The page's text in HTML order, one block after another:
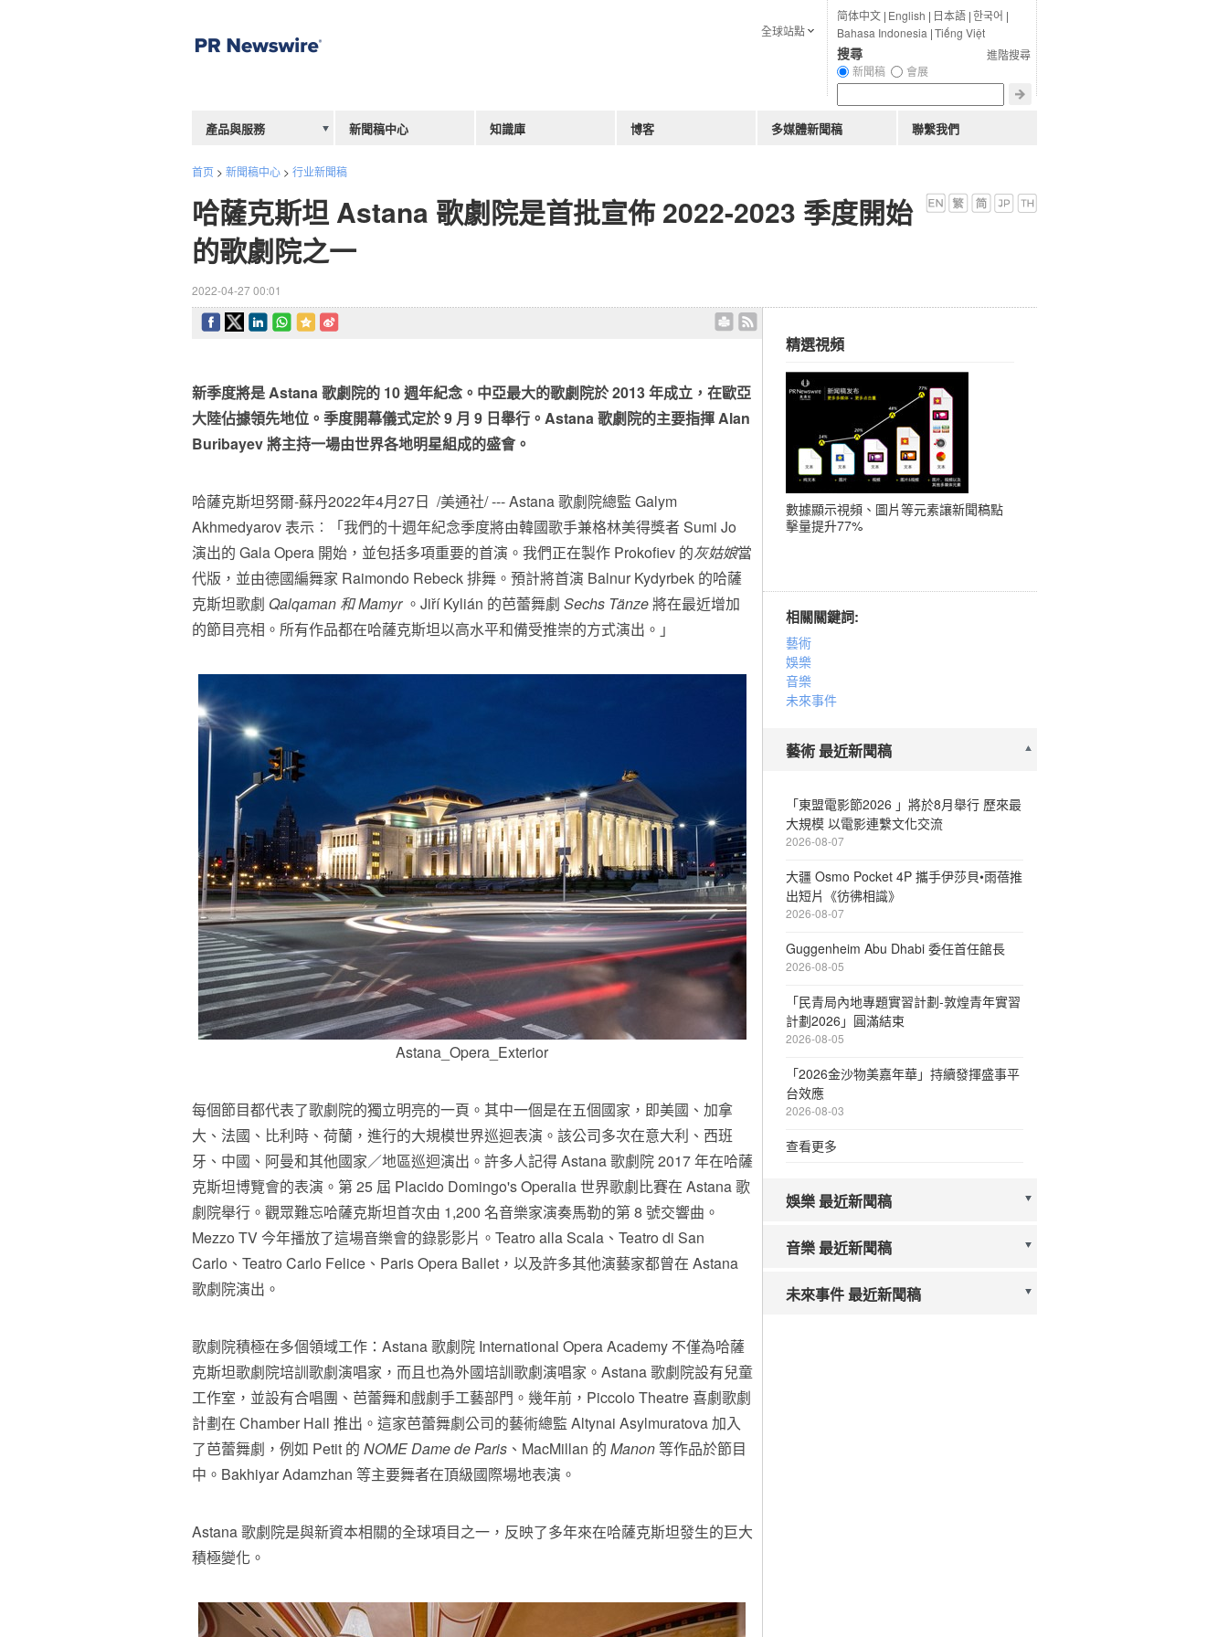
首页> 新聞稿中心> 行业新聞稿
哈薩克斯坦 Astana 歌劇院是首批宣佈 2022-2023 季度開始
的歌劇院之一
2022-04-27 00:01
新季度將是Astana歌劇院的10週年紀念。中亞最大的歌劇院於2013年成立，在歐亞
大陸佔據領先地位。季度開幕儀式定於9 月 9 日舉行。 Astana歌劇院的主要指揮Alan
Buribayev將主持一場由世界各地明星組成的盛會。
哈薩克斯坦努爾-蘇丹2022年4月27日 /美通社/ --- Astana 歌劇院總監 Galym
Akhmedyarov 表示︰「我們的十週年紀念季度將由韓國歌手兼格林美得獎者Sumi Jo
演出的 Gala Opera 開始，並包括多項重要的首演。我們正在製作 Prokofiev 的灰姑娘當
代版，並由德國編舞家 Raimondo Rebeck排舞。預計將首演 Balnur Kydyrbek 的哈薩
克斯坦歌劇 Qalqaman 和Mamyr 。Jiří Kylián 的芭蕾舞劇 Sechs Tänze將在最近增加
的節目亮相。所有作品都在哈薩克斯坦以高水平和備受推崇的方式演出。」
Astana_Opera_Exterior
每個節目都代表了歌劇院的獨立明亮的一頁。其中一個是在五個國家，即美國、加拿
大、法國、比利時、荷蘭，進行的大規模世界巡迴表演。該公司多次在意大利、西班
牙、中國、阿曼和其他國家／地區巡迴演出。許多人記得 Astana 歌劇院 2017 年在哈薩
克斯坦博覽會的表演。第 25 屆 Placido Domingo's Operalia 世界歌劇比賽在 Astana 歌
劇院舉行。觀眾難忘哈薩克斯坦首次由 1,200 名音樂家演奏馬勒的第 8 號交響曲。
Mezzo TV 今年播放了這場音樂會的錄影影片。Teatro alla Scala、Teatro di San
Carlo、Teatro Carlo Felice、Paris Opera Ballet，以及許多其他演藝家都曾在 Astana
歌劇院演出。
歌劇院積極在多個領域工作：Astana 歌劇院 International Opera Academy 不僅為哈薩
克斯坦歌劇院培訓歌劇演唱家，而且也為外國培訓歌劇演唱家。Astana 歌劇院設有兒童
工作室，並設有合唱團、芭蕾舞和戲劇手工藝部門。幾年前，Piccolo Theatre 喜劇歌劇
計劃在 Chamber Hall 推出。這家芭蕾舞劇公司的藝術總監 Altynai Asylmuratova 加入
了芭蕾舞劇，例如 Petit 的 NOME Dame deParis、MacMillan 的 Manon等作品於節目
中。Bakhiyar Adamzhan 等主要舞者在頂級國際場地表演。
Astana 歌劇院是與新資本相關的全球項目之一，反映了多年來在哈薩克斯坦發生的巨大
積極變化。
精選視頻
數據顯示視頻、圖片等元素讓新聞稿點
擊量提升77%
相關關鍵詞:
藝術
娛樂
音樂
未來事件
藝術 最近新聞稿
「東盟電影節2026 」將於8月舉行 歷來最
大規模 以電影連繫文化交流
2026-08-07
大疆 Osmo Pocket 4P 攜手伊莎貝•雨蓓推
出短片《彷彿相識》
2026-08-07
Guggenheim Abu Dhabi 委任首任館長
2026-08-05
「民青局內地專題實習計劃-敦煌青年實習
計劃2026」圓滿結束
2026-08-05
「2026金沙物美嘉年華」持續發揮盛事平
台效應
2026-08-03
查看更多
娛樂 最近新聞稿
音樂 最近新聞稿
未來事件 最近新聞稿
简体中文| English | 日本語|한국어 |
Bahasa Indonesia |Tiếng Việt
進階搜尋
搜尋
新聞稿 會展
全球站點
產品與服務 新聞稿中心 知識庫 博客 多媒體新聞稿 聯繫我們